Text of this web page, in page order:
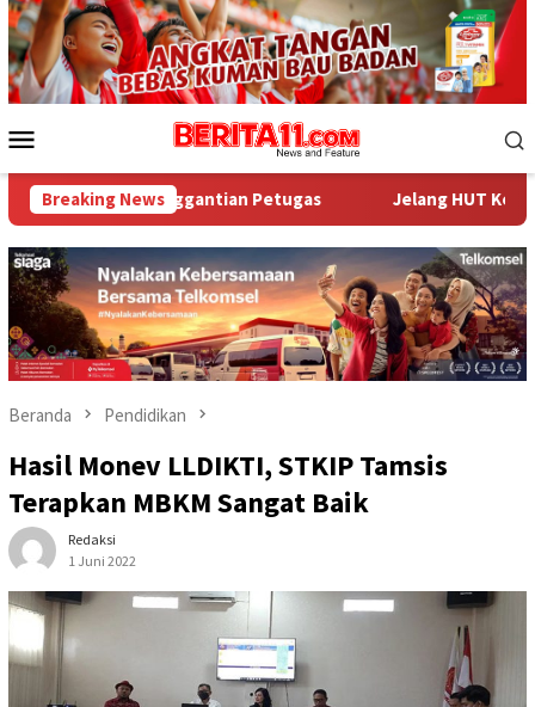
Loncat
ke
konten
Mobile
Breaking News
Petugas Jelang HUT Ke-81 RI, Tokoh Pemuda
Beranda Pendidikan
Hasil Monev LLDIKTI, STKIP Tamsis
Terapkan MBKM Sangat Baik
Redaksi
1 Juni 2022